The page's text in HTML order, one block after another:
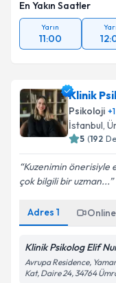
En Yakın Saatler
Yarın
11:00
Klinik
Psikoloji +1
İstanbul,
5 (192
Kuzenimin önerisiyle
çok bilgili bir uzman...
Adres 1
Klinik Psikolog Elif
Avrupa Residence,
Kat, Daire 24, 34764